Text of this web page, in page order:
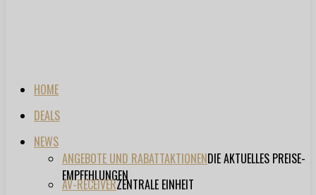
HOME
DEALS
NEWS
ANGEBOTE UND RABATTAKTIONENDIE AKTUELLES PREISE-
EMPFEHLUNGEN
AV-RECEIVERZENTRALE EINHEIT